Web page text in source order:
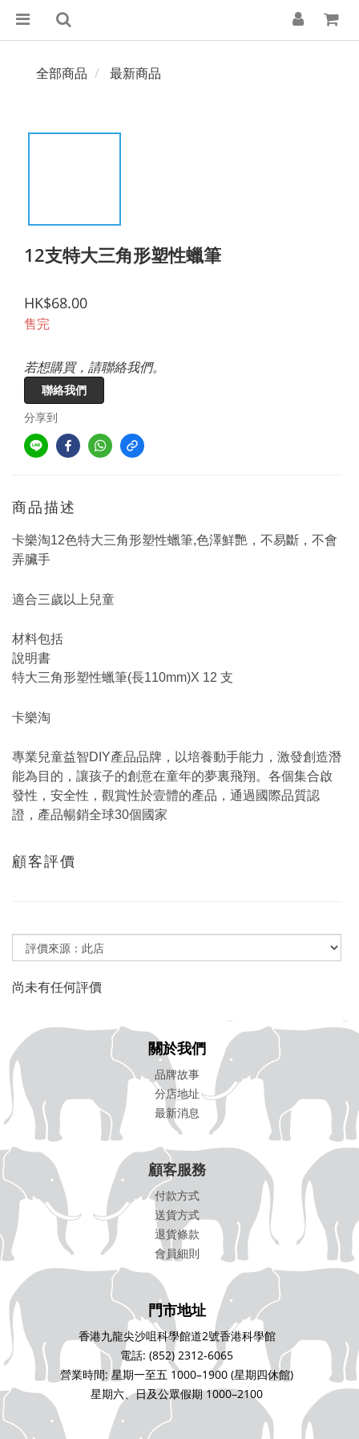
全部商品 最新商品
12支特大三角形塑性蠟筆
HK$68.00
售完
若想購買，請聯絡我們。
聯絡我們
分享到
商品描述
卡樂淘12色特大三角形塑性蠟筆,色澤鮮艷，不易斷，不會
弄臟手
適合三歲以上兒童
材料包括
說明書
特大三角形塑性蠟筆(長110mm)X 12 支
卡樂淘
專業兒童益智DIY產品品牌，以培養動手能力，激發創造潛
能為目的，讓孩子的創意在童年的夢裏飛翔。各個集合啟
發性，安全性，觀賞性於壹體的產品，通過國際品質認
證，產品暢銷全球30個國家
顧客評價
尚未有任何評價
關於我們
品牌故事
分店地址
最新消息
顧客服務
付款方式
送貨方式
退貨條款
會員細則
門市地址
香港九龍尖沙咀科學館道2號香港科學館
電話: (852) 2312-6065
營業時間: 星期一至五 1000–1900 (星期四休館)
星期六、日及公眾假期 1000–2100